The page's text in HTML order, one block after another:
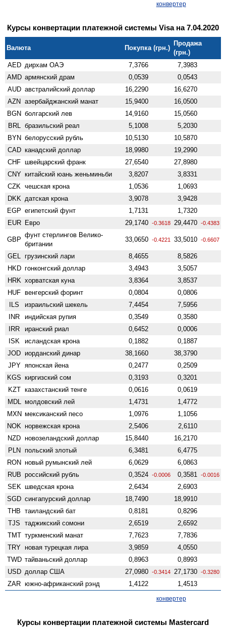
конвертер
Курсы конвертации платежной системы Visa на 7.04.2020
Валюта Покупка (грн.)
Продажа
(грн.)
AED дирхам ОАЭ 7,3766
7,3983
AMD армянский драм 0,0539
0,0543
AUD австралийский доллар 16,2290
16,6270
AZN азербайджанский манат 15,9400
16,0500
BGN болгарский лев 14,9160
15,0560
BRL
бразильский реал 5,1008
5,2030
BYN белорусский рубль 10,5130
10,5870
CAD канадский доллар 18,9980
19,2990
CHF швейцарский франк 27,6540
27,8980
CNY китайский юань женьминьби 3,8207
3,8331
CZK
чешская крона 1,0536
1,0693
DKK датская крона 3,9078
3,9428
EGP египетский фунт 1,7131
1,7320
EUR Евро 29,1740 -0.3618 29,4470 -0.4383
GBP
фунт стерлингов Велико­
британии
33,0650 -0.4221 33,5010 -0.6607
GEL грузинский лари 8,4655
8,5826
HKD гонконгский доллар 3,4943
3,5057
HRK хорватская куна 3,8364
3,8537
HUF венгерский форинт 0,0804
0,0806
ILS
израильский шекель 7,4454
7,5956
INR
индийская рупия 0,3549
0,3580
IRR
иранский риал 0,6452
0,0006
ISK
исландская крона 0,1882
0,1887
JOD иорданский динар 38,1660
38,3790
JPY японская йена 0,2477
0,2509
KGS киргизский сом 0,3193
0,3201
KZT казахстанский тенге 0,0616
0,0619
MDL
молдовский лей 1,4731
1,4772
MXN мексиканский песо 1,0976
1,1056
NOK норвежская крона 2,5406
2,6110
NZD ново­зеландский доллар 15,8440
16,2170
PLN
польский злотый 6,3481
6,4775
RON новый румынский лей 6,0629
6,0863
RUB российский рубль 0,3524 -0.0006 0,3581 -0.0016
SEK шведская крона 2,6434
2,6903
SGD сингапурский доллар 18,7490
18,9910
THB
таиландский бат 0,8181
0,8296
TJS
таджикский сомони 2,6519
2,6592
TMT туркменский манат 7,7623
7,7836
TRY новая турецкая лира 3,9859
4,0550
TWD тайваньский доллар 0,8963
0,8993
USD доллар США 27,0980 -0.3414 27,1730 -0.3280
ZAR южно-африканский рэнд 1,4122 1,4513
конвертер
Курсы конвертации платежной системы Mastercard